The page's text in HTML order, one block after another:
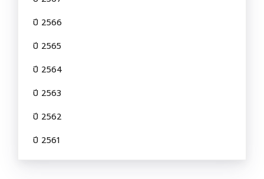
ปี 2566
ปี 2565
ปี 2564
ปี 2563
ปี 2562
ปี 2561